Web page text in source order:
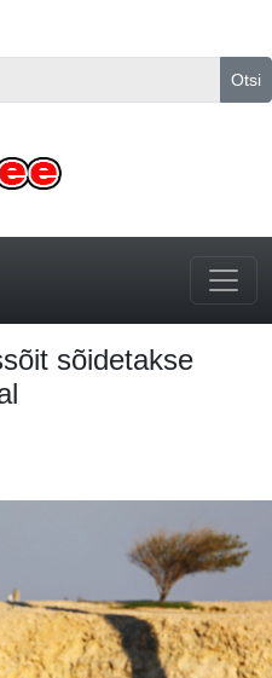
Otsi
sõidetakse